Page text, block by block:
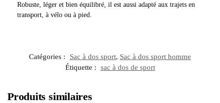
Robuste, léger et bien équilibré, il est aussi adapté aux trajets en
transport, à vélo ou à pied.
Catégories : Sac à dos sport, Sac à dos sport homme
Étiquette :
sac à dos de sport
Produits similaires